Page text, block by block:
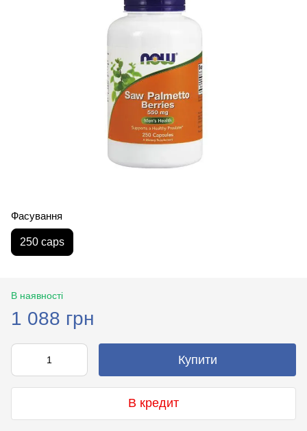
Фасування
250 caps
В наявності
1 088 грн
Купити
В кредит